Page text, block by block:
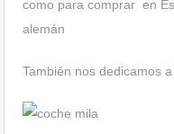
como para comprar en
alemán
También nos dedicamos